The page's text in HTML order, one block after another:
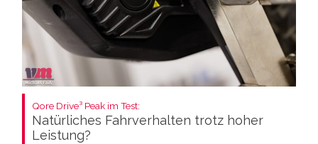
Qore Drive³ Peak im Test:
Natürliches Fahrverhalten trotz hoher
Leistung?